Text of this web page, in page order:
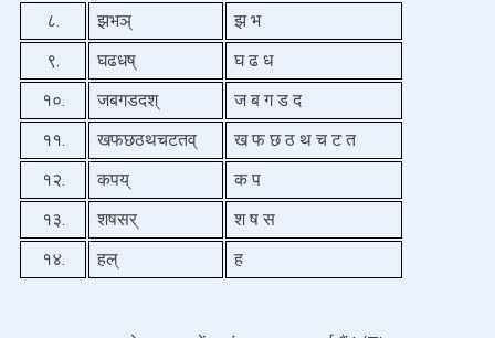
८.
झभञ्
झ भ
९.
घढधष्
घ ढ ध
१०.
जबगडदश्
ज ब ग ड द
११.
खफछठथचटतव्
ख फ छ ठ थ च ट त
१२.
कपय्
क प
१३.
शषसर्
श ष स
१४.
हल् ह